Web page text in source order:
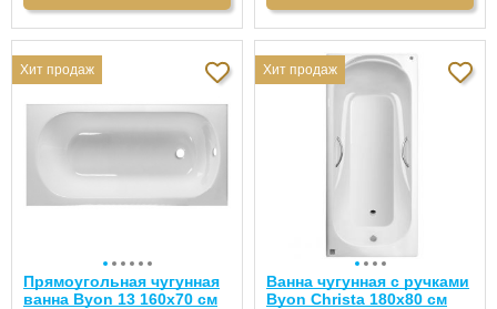
Хит продаж
Прямоугольная чугунная
ванна Byon 13 160х70 см
Хит продаж
Ванна чугунная с ручками
Byon Christa 180х80 см